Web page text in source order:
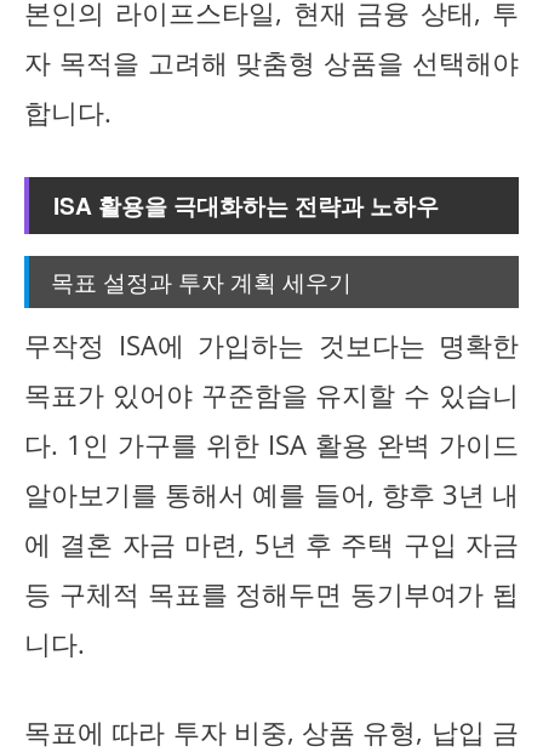
본인의 라이프스타일, 현재 금융 상태, 투
자 목적을 고려해 맞춤형 상품을 선택해야
합니다.
ISA 활용을 극대화하는 전략과 노하우
목표 설정과 투자 계획 세우기
무작정 ISA에 가입하는 것보다는 명확한
목표가 있어야 꾸준함을 유지할 수 있습니
다. 1인 가구를 위한 ISA 활용 완벽 가이드
알아보기를 통해서 예를 들어, 향후 3년 내
에 결혼 자금 마련, 5년 후 주택 구입 자금
등 구체적 목표를 정해두면 동기부여가 됩
니다.
목표에 따라 투자 비중, 상품 유형, 납입 금